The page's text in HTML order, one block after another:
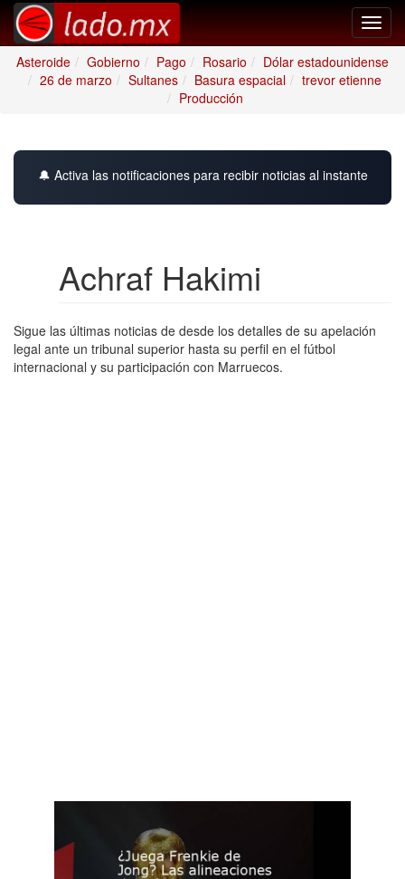
Asteroide
Gobierno Pago Rosario
Dólar estadounidense
26 de marzo
Sultanes Basura espacial
trevor etienne
Producción
🔔 Activa las notificaciones para recibir noticias al instante
Achraf Hakimi
Sigue las últimas noticias de desde los detalles de su apelación
legal ante un tribunal superior hasta su perfil en el fútbol
internacional y su participación con Marruecos.